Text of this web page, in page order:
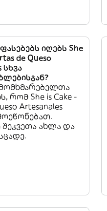
იღებს She
de Queso
სხვა
რომ She is Cake -
Artesanales
შეკვეთა ახლა და